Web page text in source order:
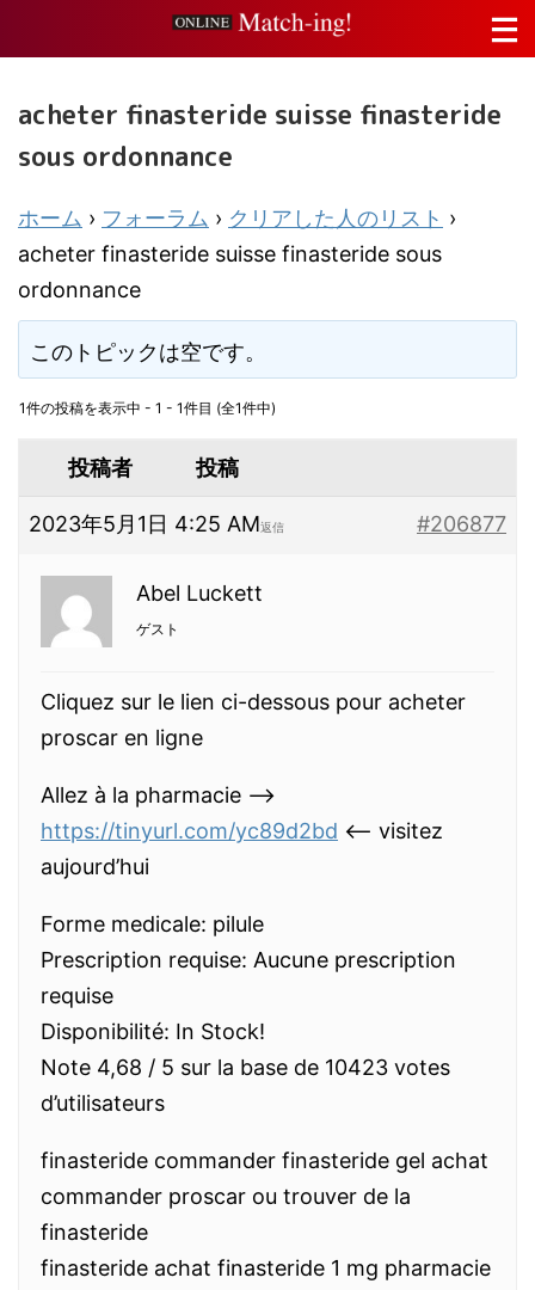
acheter finasteride suisse finasteride
sous ordonnance
ホーム › フォーラム › クリアした人のリスト ›
acheter finasteride suisse finasteride sous
ordonnance
このトピックは空です。
1件の投稿を表示中 - 1 - 1件目 (全1件中)
投稿者 投稿
2023年5月1日 4:25 AM #206877
返信
Abel Luckett
ゲスト
Cliquez sur le lien ci-dessous pour acheter
proscar en ligne
Allez à la pharmacie —>
https://tinyurl.com/yc89d2bd <— visitez
aujourd’hui
Forme medicale: pilule
Prescription requise: Aucune prescription
requise
Disponibilité: In Stock!
Note 4,68 / 5 sur la base de 10423 votes
d’utilisateurs
finasteride commander finasteride gel achat
commander proscar ou trouver de la
finasteride
finasteride achat finasteride 1 mg pharmacie